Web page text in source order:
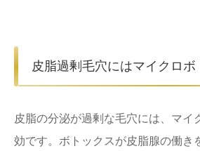
皮脂過剰毛穴にはマイクロボ
皮脂の分泌が過剰な毛穴には、マイ
効です。ボトックスが皮脂腺の働き